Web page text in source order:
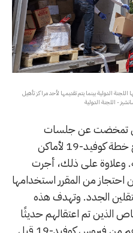
الدولية بينما يتم تقديمها لأحد مراكز تأهيل
- اللجنة الدولية
تمخضت عن جلسات
مجموعات العمل الفنية هو دمج خطة كوفيد-19 لأماكن
وعلاوة على ذلك، أجرت
احتجاز من المقرر استخدامها
الجدد. وتهدف هذه
الذين تم اعتقالهم حديثًا